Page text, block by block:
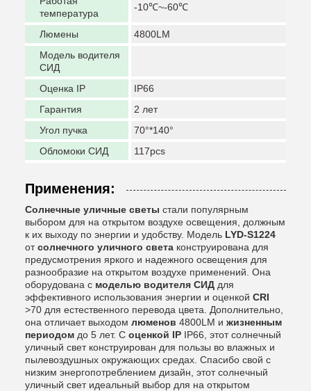
температура
-10℃~-60℃
Люмены
4800LM
Модель водителя
СИД
Оценка IP
IP66
Гарантия
2 лет
Угол пучка
70°*140°
Обломоки СИД
117pcs
Применения:
Солнечные уличные светы стали популярным
выбором для на открытом воздухе освещения, должным
к их выходу по энергии и удобству. Модель LYD-S1224
отсолнечного уличного света конструирована для
предусмотрения яркого и надежного освещения для
разнообразие на открытом воздухе применений. Она
оборудована с моделью водителя СИД для
эффективного использования энергии и оценкой CRI
>70 для естественного перевода цвета. Дополнительно,
она отличает выходом люменов 4800LM и жизненным
периодом до 5 лет. С оценкой IP IP66, этот солнечный
уличный свет конструирован для пользы во влажных и
пылевоздушных окружающих средах. Спасибо свой с
низким энергопотреблением дизайн, этот солнечный
уличный свет идеальный выбор для на открытом